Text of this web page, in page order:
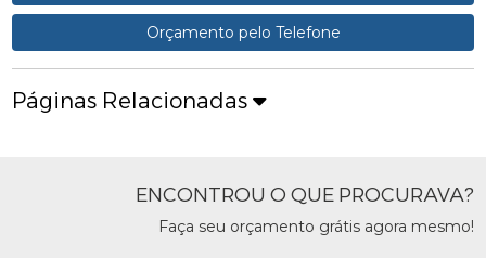
Orçamento pelo Telefone
Páginas Relacionadas
ENCONTROU O QUE PROCURAVA?
Faça seu orçamento grátis agora mesmo!